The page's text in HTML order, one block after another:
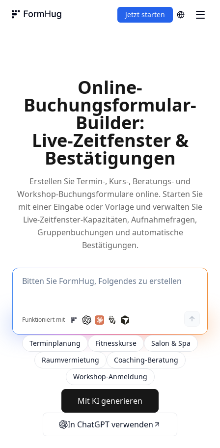
Jetzt starten
Online-
Buchungsformular-
Builder:
Live-Zeitfenster &
Bestätigungen
Erstellen Sie Termin-, Kurs-, Beratungs- und
Workshop-Buchungsformulare online. Starten Sie
mit einer Eingabe oder Vorlage und verwalten Sie
Live-Zeitfenster-Kapazitäten, Aufnahmefragen,
Gruppenbuchungen und automatische
Bestätigungen.
Funktioniert mit
Terminplanung Fitnesskurse
Salon & Spa
Raumvermietung
Coaching-Beratung
Workshop-Anmeldung
Mit KI generieren
In ChatGPT verwenden